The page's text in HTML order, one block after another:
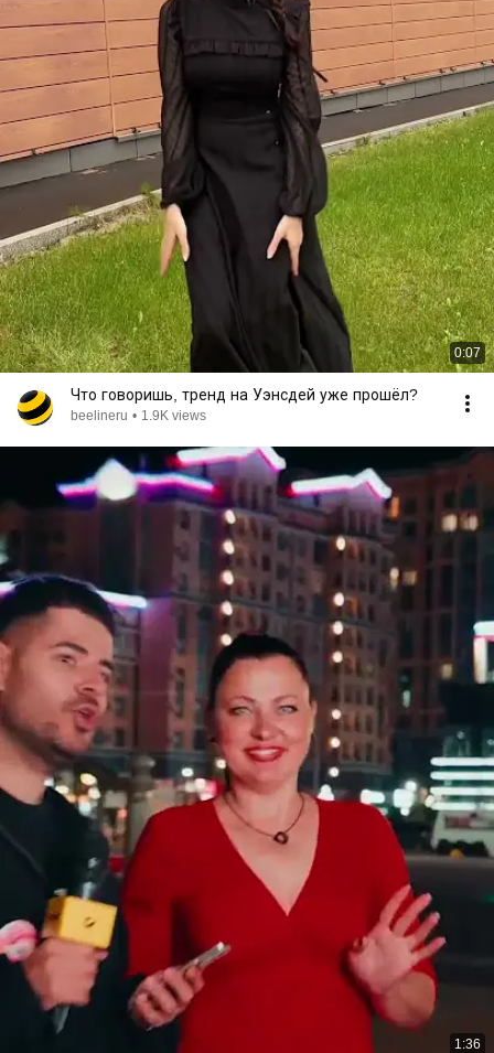
0:07
Что говоришь, тренд на Уэнсдей уже прошёл?
beelineru • 1.9K views
1:36